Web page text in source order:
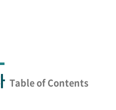
Table of Contents